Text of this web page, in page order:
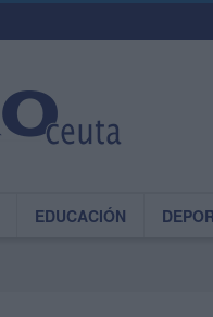
EDUCACIÓN